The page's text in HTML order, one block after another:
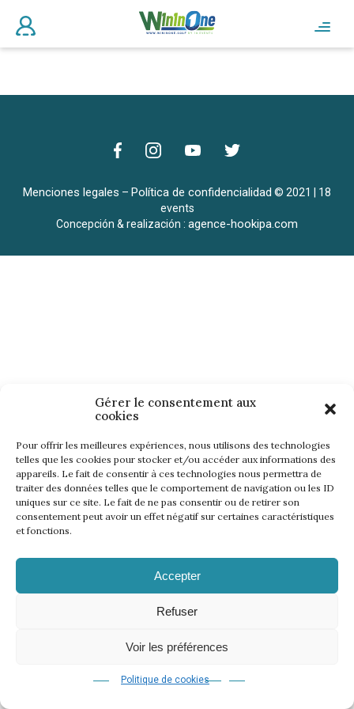
Gérer le consentement aux
cookies
Pour offrir les meilleures expériences, nous utilisons des technologies
telles que les cookies pour stocker et/ou accéder aux informations des
appareils. Le fait de consentir à ces technologies nous permettra de
traiter des données telles que le comportement de navigation ou les ID
uniques sur ce site. Le fait de ne pas consentir ou de retirer son
consentement peut avoir un effet négatif sur certaines caractéristiques
et fonctions.
Accepter
Refuser
Voir les préférences
Politique de cookies
Menciones legales – Política de confidencialidad © 2021 | 18
events
Concepción & realización : agence-hookipa.com